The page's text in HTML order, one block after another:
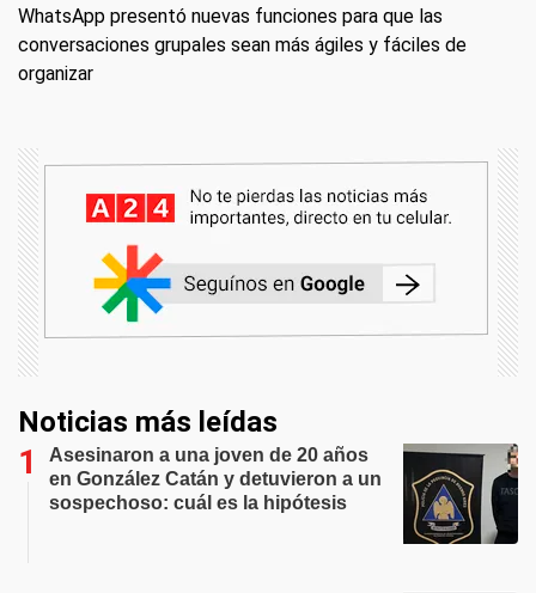
WhatsApp presentó nuevas funciones para que las
conversaciones grupales sean más ágiles y fáciles de
organizar
Noticias más leídas
Asesinaron a una joven de 20 años
en González Catán y detuvieron a un
sospechoso: cuál es la hipótesis